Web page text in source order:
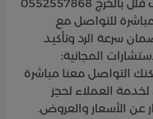
نوفر في شركة تنظيف فلل بالخرج 0552557868
للتواصل مع
سرعة الرد وتأكيد
المجانية:
التواصل معنا مباشرة
العملاء لحجز
عن الأسعار والعروض.